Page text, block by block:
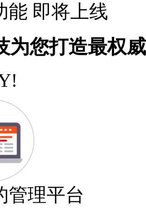
能 即将上线
为您打造最权
管理平台